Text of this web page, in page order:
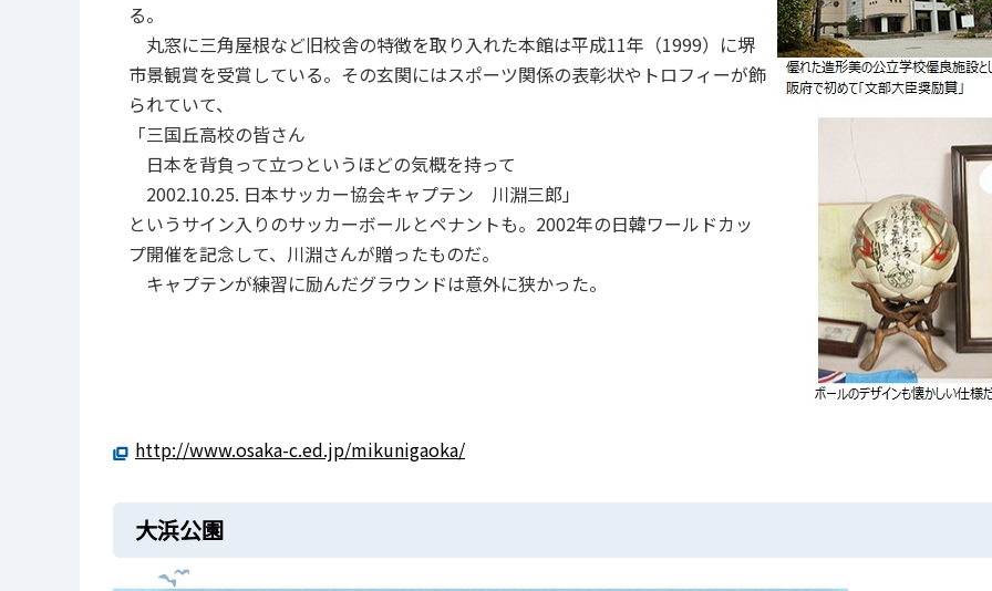
る。
丸窓に三角屋根など旧校舎の特徴を取り入れた本館は平成11年（1999）に堺
市景観賞を受賞している。その玄関にはスポーツ関係の表彰状やトロフィーが飾
られていて、
「三国丘高校の皆さん
日本を背負って立つというほどの気概を持って
2002.10.25. 日本サッカー協会キャプテン 川淵三郎」
というサイン入りのサッカーボールとペナントも。2002年の日韓ワールドカッ
プ開催を記念して、川淵さんが贈ったものだ。
キャプテンが練習に励んだグラウンドは意外に狭かった。
http://www.osaka-c.ed.jp/mikunigaoka/
大浜公園